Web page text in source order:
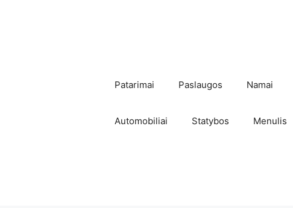
Patarimai Paslaugos Namai
Automobiliai Statybos Menulis